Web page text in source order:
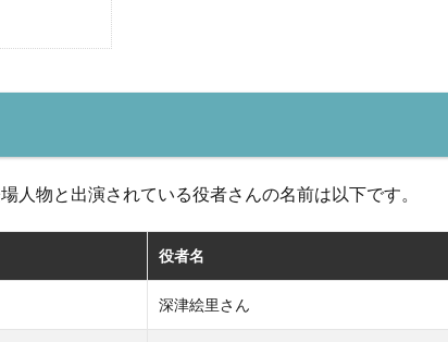
人物と出演されている役者さんの名前は以下です。
役者名
深津絵里さん